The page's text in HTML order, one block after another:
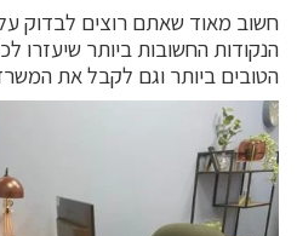
חשוב מאוד שאתם רוצים לבדוק
הנקודות החשובות ביותר
הטובים ביותר וגם לקבל את